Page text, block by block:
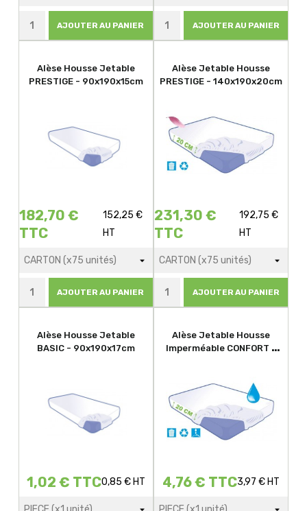
AJOUTER AU PANIER AJOUTER AU PANIER
Alèse Housse Jetable
PRESTIGE - 90x190x15cm
182,70 €
TTC
152,25 €
HT
AJOUTER AU PANIER
Alèse Jetable Housse
PRESTIGE - 140x190x20cm
231,30 €
TTC
192,75 €
HT
AJOUTER AU PANIER
Alèse Housse Jetable
BASIC - 90x190x17cm
1,02 € TTC0,85 € HT
Alèse Jetable Housse
Imperméable CONFORT -
4,76 € TTC3,97 € HT